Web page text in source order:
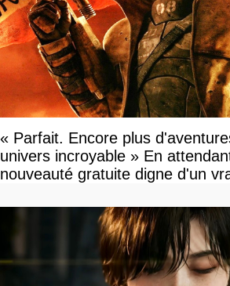
« Parfait. Encore plus
univers incroyable » En
nouveauté gratuite digne d'un